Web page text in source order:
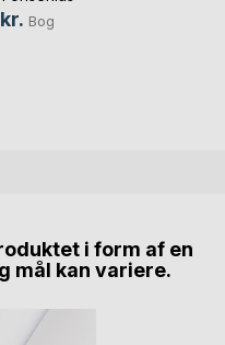
Bog
i form af en
mål kan variere.